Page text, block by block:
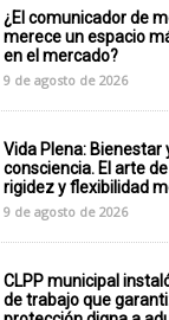
¿El comunicador de
merece un espacio
en el mercado?
9 de agosto de 2026
Vida Plena: Bienestar
consciencia. El arte
rigidez y flexibilidad
9 de agosto de 2026
CLPP municipal
de trabajo que